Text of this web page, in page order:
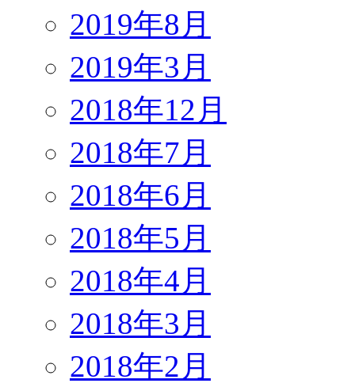
2019年8月
2019年3月
2018年12月
2018年7月
2018年6月
2018年5月
2018年4月
2018年3月
2018年2月